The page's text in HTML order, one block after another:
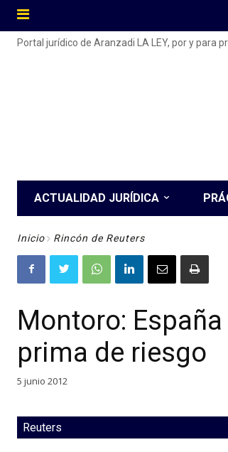
Portal jurídico de Aranzadi LA LEY, por y para
ACTUALIDAD JURÍDICA
Inicio Rincón de Reuters
Montoro:
prima de riesgo
5 junio 2012
Reuters